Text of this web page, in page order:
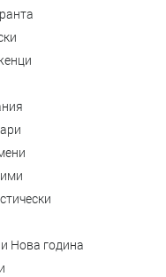
Нова година